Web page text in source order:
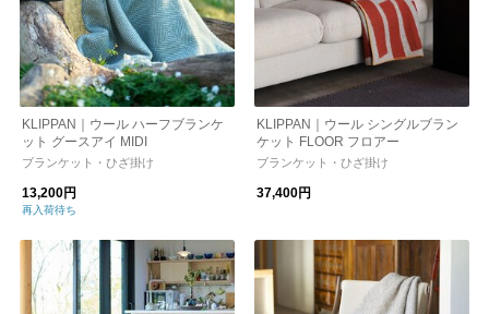
KLIPPAN｜ウール ハーフブランケ
ット グースアイ MIDI
ブランケット・ひざ掛け
13,200円
再入荷待ち
KLIPPAN｜ウール シングルブラン
ケット FLOOR フロアー
ブランケット・ひざ掛け
37,400円